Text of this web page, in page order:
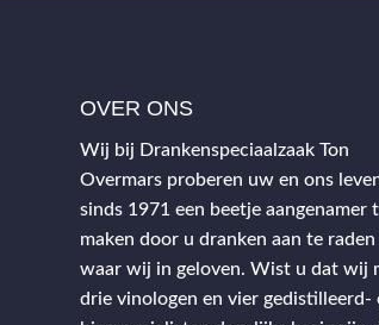
OVER ONS
Wij bij Drankenspeciaalzaak Ton
Overmars proberen uw en ons
sinds 1971 een beetje aangenamer
maken door u dranken aan te raden
waar wij in geloven. Wist u dat wij
drie vinologen en vier gedistilleerd-